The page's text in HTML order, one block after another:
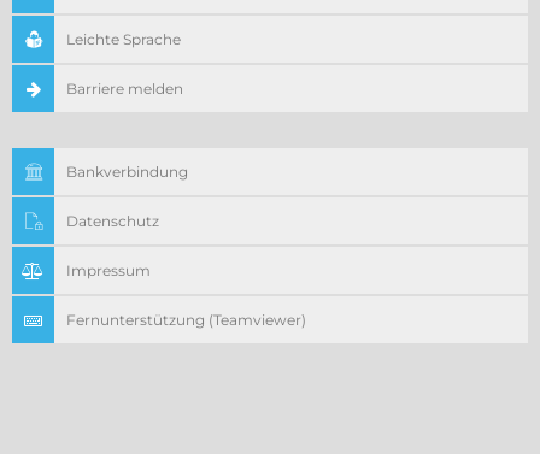
Leichte Sprache
Barriere melden
Bankverbindung
Datenschutz
Impressum
Fernunterstützung (Teamviewer)